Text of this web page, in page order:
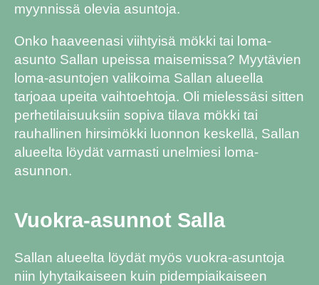
myynnissä olevia asuntoja.
Onko haaveenasi viihtyisä mökki tai loma-
asunto Sallan upeissa maisemissa? Myytävien
loma-asuntojen valikoima Sallan alueella
tarjoaa upeita vaihtoehtoja. Oli mielessäsi sitten
perhetilaisuuksiin sopiva tilava mökki tai
rauhallinen hirsimökki luonnon keskellä, Sallan
alueelta löydät varmasti unelmiesi loma-
asunnon.
Vuokra-asunnot Salla
Sallan alueelta löydät myös vuokra-asuntoja
niin lyhytaikaiseen kuin pidempiaikaiseen